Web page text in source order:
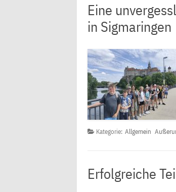
Eine
in Sigmaringen
Kategorie: Allgemein
Erfolgreiche